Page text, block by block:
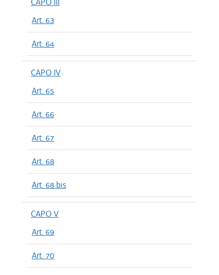
Art. 63
Art. 64
CAPO IV
Art. 65
Art. 66
Art. 67
Art. 68
Art. 68 bis
CAPO V
Art. 69
Art. 70